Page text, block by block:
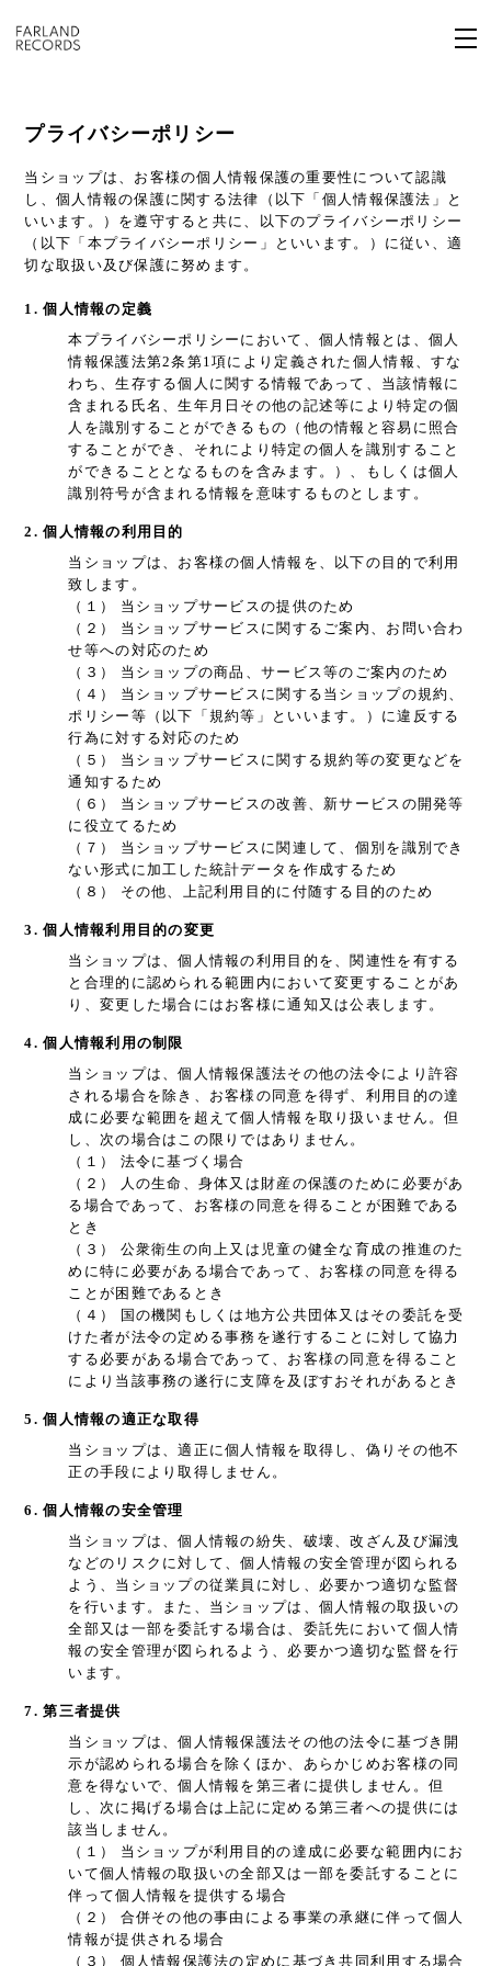
プライバシーポリシー
当ショップは、お客様の個人情報保護の重要性について認識
し、個人情報の保護に関する法律（以下「個人情報保護法」と
いいます。）を遵守すると共に、以下のプライバシーポリシー
（以下「本プライバシーポリシー」といいます。）に従い、適
切な取扱い及び保護に努めます。
1. 個人情報の定義
本プライバシーポリシーにおいて、個人情報とは、個人
情報保護法第2条第1項により定義された個人情報、すな
わち、生存する個人に関する情報であって、当該情報に
含まれる氏名、生年月日その他の記述等により特定の個
人を識別することができるもの（他の情報と容易に照合
することができ、それにより特定の個人を識別すること
ができることとなるものを含みます。）、もしくは個人
識別符号が含まれる情報を意味するものとします。
2. 個人情報の利用目的
当ショップは、お客様の個人情報を、以下の目的で利用
致します。
（１） 当ショップサービスの提供のため
（２） 当ショップサービスに関するご案内、お問い合わ
せ等への対応のため
（３） 当ショップの商品、サービス等のご案内のため
（４） 当ショップサービスに関する当ショップの規約、
ポリシー等（以下「規約等」といいます。）に違反する
行為に対する対応のため
（５） 当ショップサービスに関する規約等の変更などを
通知するため
（６） 当ショップサービスの改善、新サービスの開発等
に役立てるため
（７） 当ショップサービスに関連して、個別を識別でき
ない形式に加工した統計データを作成するため
（８） その他、上記利用目的に付随する目的のため
3. 個人情報利用目的の変更
当ショップは、個人情報の利用目的を、関連性を有する
と合理的に認められる範囲内において変更することがあ
り、変更した場合にはお客様に通知又は公表します。
4. 個人情報利用の制限
当ショップは、個人情報保護法その他の法令により許容
される場合を除き、お客様の同意を得ず、利用目的の達
成に必要な範囲を超えて個人情報を取り扱いません。但
し、次の場合はこの限りではありません。
（１） 法令に基づく場合
（２） 人の生命、身体又は財産の保護のために必要があ
る場合であって、お客様の同意を得ることが困難である
とき
（３） 公衆衛生の向上又は児童の健全な育成の推進のた
めに特に必要がある場合であって、お客様の同意を得る
ことが困難であるとき
（４） 国の機関もしくは地方公共団体又はその委託を受
けた者が法令の定める事務を遂行することに対して協力
する必要がある場合であって、お客様の同意を得ること
により当該事務の遂行に支障を及ぼすおそれがあるとき
5. 個人情報の適正な取得
当ショップは、適正に個人情報を取得し、偽りその他不
正の手段により取得しません。
6. 個人情報の安全管理
当ショップは、個人情報の紛失、破壊、改ざん及び漏洩
などのリスクに対して、個人情報の安全管理が図られる
よう、当ショップの従業員に対し、必要かつ適切な監督
を行います。また、当ショップは、個人情報の取扱いの
全部又は一部を委託する場合は、委託先において個人情
報の安全管理が図られるよう、必要かつ適切な監督を行
います。
7. 第三者提供
当ショップは、個人情報保護法その他の法令に基づき開
示が認められる場合を除くほか、あらかじめお客様の同
意を得ないで、個人情報を第三者に提供しません。但
し、次に掲げる場合は上記に定める第三者への提供には
該当しません。
（１） 当ショップが利用目的の達成に必要な範囲内にお
いて個人情報の取扱いの全部又は一部を委託することに
伴って個人情報を提供する場合
（２） 合併その他の事由による事業の承継に伴って個人
情報が提供される場合
（３） 個人情報保護法の定めに基づき共同利用する場合